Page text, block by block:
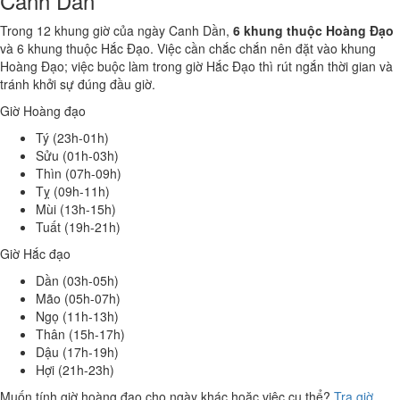
Trong 12 khung giờ của ngày Canh Dần, 6 khung thuộc Hoàng Đạo
và 6 khung thuộc Hắc Đạo. Việc cần chắc chắn nên đặt vào khung
Hoàng Đạo; việc buộc làm trong giờ Hắc Đạo thì rút ngắn thời gian và
tránh khởi sự đúng đầu giờ.
Giờ Hoàng đạo
Tý (23h-01h)
Sửu (01h-03h)
Thìn (07h-09h)
Tỵ (09h-11h)
Mùi (13h-15h)
Tuất (19h-21h)
Giờ Hắc đạo
Dần (03h-05h)
Mão (05h-07h)
Ngọ (11h-13h)
Thân (15h-17h)
Dậu (17h-19h)
Hợi (21h-23h)
Muốn tính giờ hoàng đạo cho ngày khác hoặc việc cụ thể? Tra giờ